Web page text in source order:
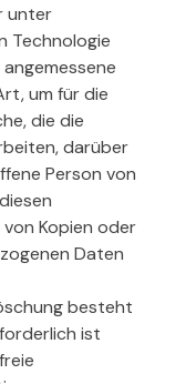
unter
Technologie
um für die
die die
darüber
Person von
Kopien oder
Daten
besteht
ist